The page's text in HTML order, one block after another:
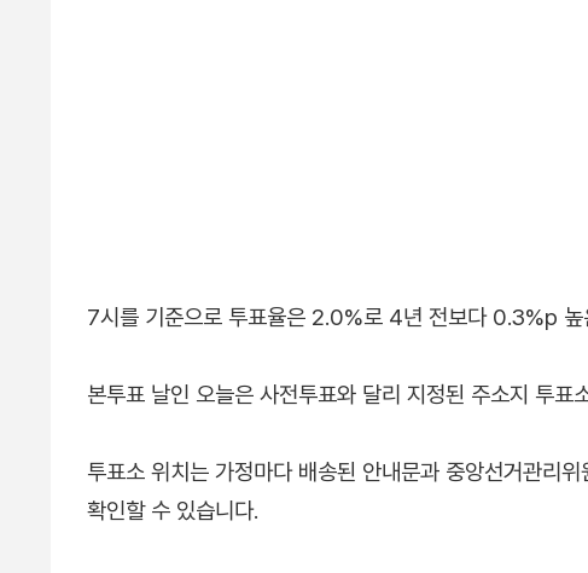
7시를 기준으로 투표율은 2.0%로 4년 전보다 0.3%p 높
본투표 날인 오늘은 사전투표와 달리 지정된 주소지 투표
투표소 위치는 가정마다 배송된 안내문과 중앙선거관리
확인할 수 있습니다.